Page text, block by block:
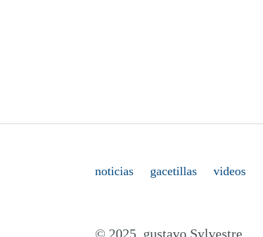
noticias gacetillas videos
© 2025. gustavo Sylvestre